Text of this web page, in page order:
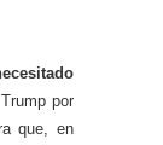
por
que, en